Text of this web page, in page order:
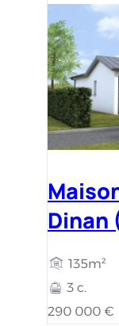
Dinan
135m²
3 c.
290 000 €